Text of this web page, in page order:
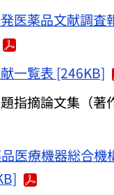
医薬品文献調査
一覧表 [246KB]
指摘論文集（著
医療機器総合機